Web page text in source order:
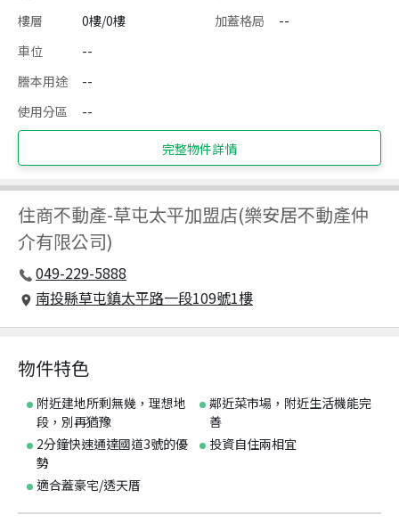
樓層
0樓/0樓 加蓋格局
--
車位
--
謄本用途
--
使用分區
--
完整物件詳情
住商不動產-草屯太平加盟店(樂安居不動產仲
介有限公司)
049-229-5888
南投縣草屯鎮太平路一段109號1樓
物件特色
附近建地所剩無幾，理想地
段，別再猶豫
鄰近菜市場，附近生活機能完
善
2分鐘快速通達國道3號的優
勢
投資自住兩相宜
適合蓋豪宅/透天厝